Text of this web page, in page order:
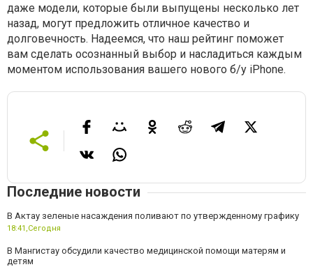
даже модели, которые были выпущены несколько лет
назад, могут предложить отличное качество и
долговечность. Надеемся, что наш рейтинг поможет
вам сделать осознанный выбор и насладиться каждым
моментом использования вашего нового б/у iPhone.
Последние новости
В Актау зеленые насаждения поливают по утвержденному графику
18:41,Сегодня
В Мангистау обсудили качество медицинской помощи матерям и
детям